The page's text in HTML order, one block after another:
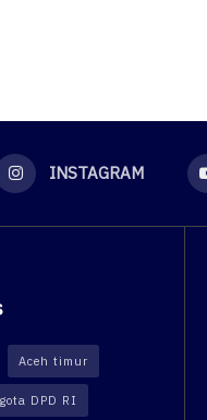
INSTAGRAM
Aceh timur
DPD RI